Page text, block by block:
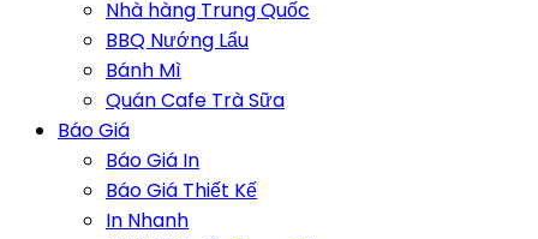
Nhà hàng Trung Quốc
BBQ Nướng Lẩu
Bánh Mì
Quán Cafe Trà Sữa
Báo Giá
Báo Giá In
Báo Giá Thiết Kế
In Nhanh